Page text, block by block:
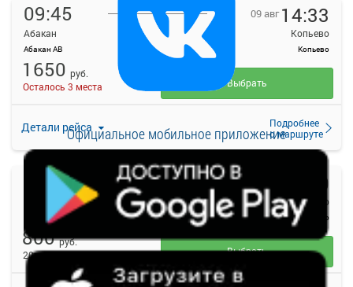
09:45
Абакан
Абакан АВ
09 авг 14:33
Копьево
Копьево
Детали рейса
Подробнее
о маршруте
1650 руб.
Осталось 3 места
Выбрать
15:20
Абакан АВ
20:00
Копьево
Копьево
800 руб.
20 свободных мест
Выбрать
Официальное мобильное приложение